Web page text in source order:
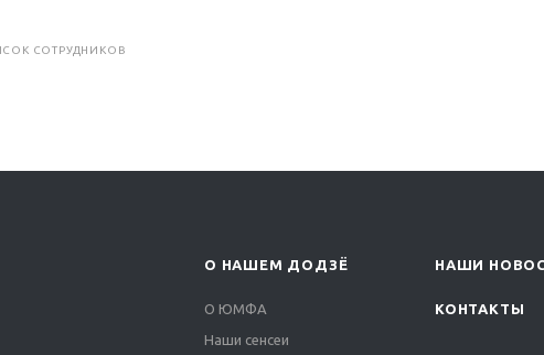
СОТРУДНИКОВ
О НАШЕМ ДОДЗЁ
О ЮМФА
Наши сенсеи
НАШИ
КОНТАКТЫ